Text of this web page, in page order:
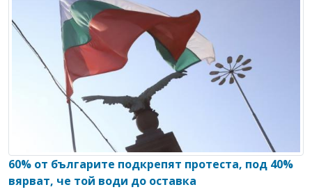
60% от българите подкрепят протеста, под 40%
вярват, че той води до оставка